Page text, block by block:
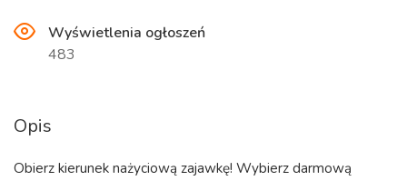
Wyświetlenia ogłoszeń
483
Opis
Obierz kierunek nażyciową zajawkę! Wybierz darmową